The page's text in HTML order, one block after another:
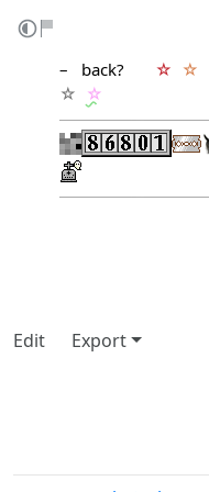
– ‎ ‎ back? ‎ ‎ ‎ ‎ ‎ ‎ ☆ ☆
☆ ☆
Edit
Export